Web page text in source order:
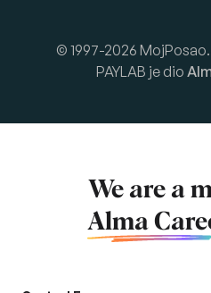
© 1997-2026
PAYLAB je dio
We are a
Alma